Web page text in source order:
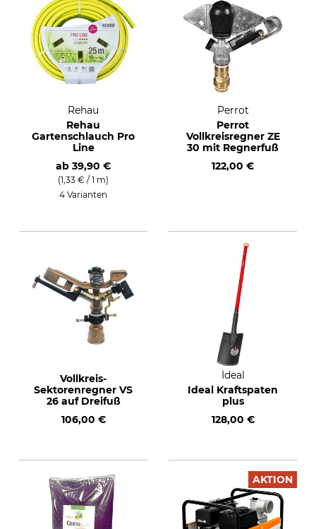
Rehau
Rehau
Gartenschlauch Pro
Line
ab 39,90 €
(1,33 € / 1 m)
4 Varianten
Perrot
Perrot
Vollkreisregner ZE
30 mit Regnerfuß
122,00 €
Vollkreis-
Sektorenregner VS
26 auf Dreifuß
106,00 €
Ideal
Ideal Kraftspaten
plus
128,00 €
AKTION